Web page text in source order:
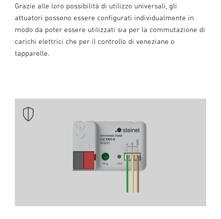
Grazie alle loro possibilità di utilizzo universali, gli
attuatori possono essere configurati individualmente in
modo da poter essere utilizzati sia per la commutazione di
carichi elettrici che per il controllo di veneziane o
tapparelle.